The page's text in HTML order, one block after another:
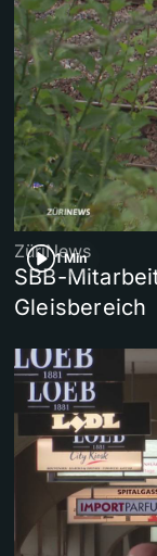
1 Min
ZüriNews
SBB-
Gleisbereich